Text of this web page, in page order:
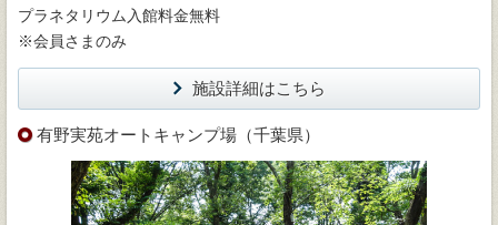
プラネタリウム入館料金無料
※会員さまのみ
施設詳細はこちら
有野実苑オートキャンプ場（千葉県）